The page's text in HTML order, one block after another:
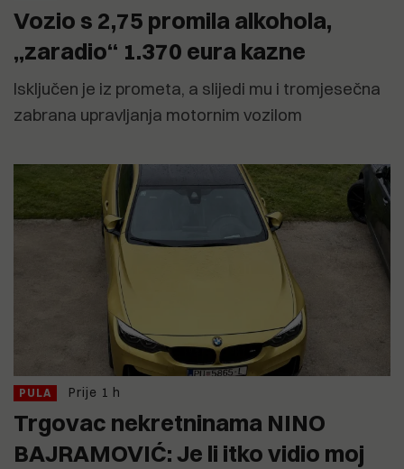
Vozio s 2,75 promila alkohola,
„zaradio“ 1.370 eura kazne
Isključen je iz prometa, a slijedi mu i tromjesečna
zabrana upravljanja motornim vozilom
PULA Prije 1 h
Trgovac nekretninama NINO
BAJRAMOVIĆ: Je li itko vidio moj